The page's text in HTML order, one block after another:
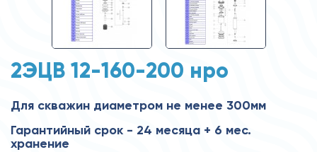
2ЭЦВ 12-160-200 нро
Для скважин диаметром не менее 300мм
Гарантийный срок - 24 месяца + 6 мес.
хранение